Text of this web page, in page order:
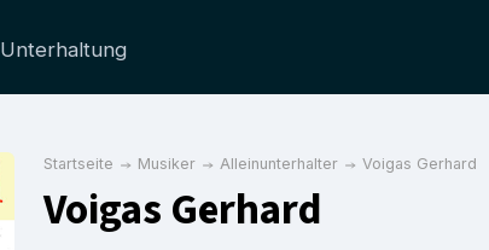
Unterhaltung
Startseite Musiker Alleinunterhalter Voigas Gerhard
Voigas Gerhard